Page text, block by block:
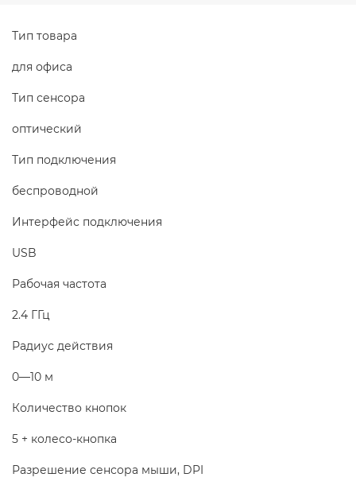
Тип товара
для офиса
Тип сенсора
оптический
Тип подключения
беспроводной
Интерфейс подключения
USB
Рабочая частота
2.4 ГГц
Радиус действия
0—10 м
Количество кнопок
5 + колесо-кнопка
Разрешение сенсора мыши, DPI